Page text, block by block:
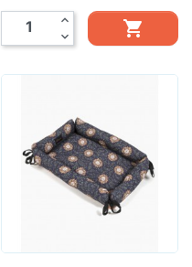
expand_less
expand_more
